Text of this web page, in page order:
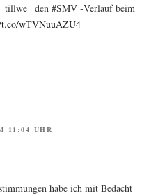
den #SMV ‑Ver­lauf beim
wTVNuuAZU4
11:04 UHR
habe ich mit Bedacht